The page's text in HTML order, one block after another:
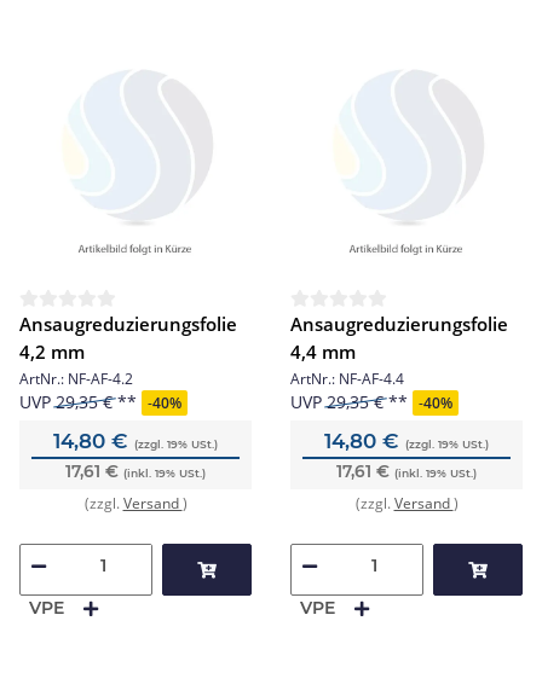
Ansaugreduzierungsfolie
4,2 mm
ArtNr.: NF-AF-4.2
UVP29,35 € -40%
14,80 € (zzgl. 19% USt.)
17,61 € (inkl. 19% USt.)
(zzgl.Versand)
VPE
Ansaugreduzierungsfolie
4,4 mm
ArtNr.: NF-AF-4.4
UVP29,35 € -40%
14,80 € (zzgl. 19% USt.)
17,61 € (inkl. 19% USt.)
(zzgl.Versand)
VPE